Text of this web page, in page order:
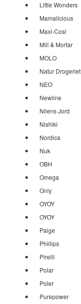
Little Wonders
Mamalicious
Maxi-Cosi
Mill & Mortar
MOLO
Natur Drogeriet
NEO
Newline
Nilens Jord
Nishiki
Nordica
Nuk
OBH
Omega
Only
OYOY
OYOY
Paige
Phillips
Pirelli
Polar
Poler
Purepower